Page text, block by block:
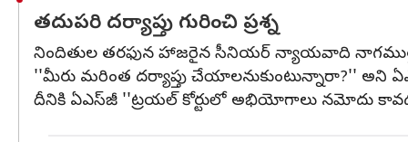
తదుపరి దర్యాప్తు గురించి ప్రశ్న
నిందితుల తరఫున హాజరైన సీనియర్ న్యాయవాది
''మీరు మరింత దర్యాప్తు చేయాలనుకుంటున్నారా?'' అని
దీనికి ఏఎస్‌జీ ''ట్రయల్ కోర్టులో అభియోగాలు నమోదు